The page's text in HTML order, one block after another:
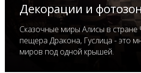
Декорации и
Сказочные миры Алисы в стране
пещера Дракона, Гуслица - это
миров под одной крышей.